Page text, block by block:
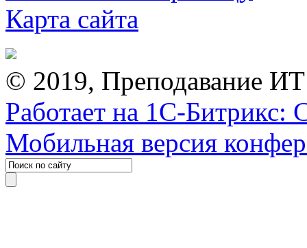
Карта сайта
© 2019, Преподавание
Работает на 1С-Битрикс:
Мобильная версия